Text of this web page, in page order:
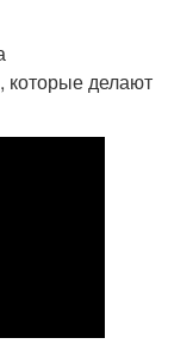
которые делают